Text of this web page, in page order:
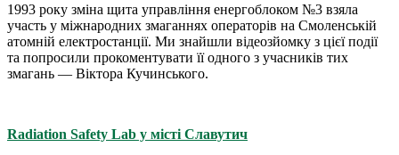
1993 року зміна щита управління енергоблоком №3 взяла
участь у міжнародних змаганнях операторів на Смоленській
атомній електростанції. Ми знайшли відеозйомку з цієї події
та попросили прокоментувати її одного з учасників тих
змагань — Віктора Кучинського.
Radiation Safety Lab у місті Славутич